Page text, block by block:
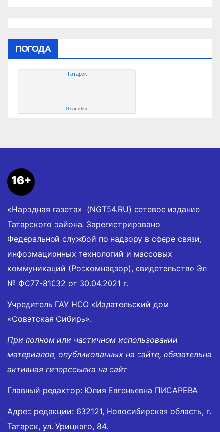
ПОГОДА
Татарск
Gismeteo
16+
«Народная газета» (NGT54.RU) сетевое издание
Татарского района. Зарегистрировано
Федеральной службой по надзору в сфере связи,
информационных технологий и массовых
коммуникаций (Роскомнадзор), свидетельство Эл
№ ФС77-81032 от 30.04.2021 г.
Учредитель ГАУ НСО «Издательский дом
«Советская Сибирь».
При полном или частичном использовании
материалов, опубликованных на сайте, обязательна
активная гиперссылка на сайт
Главный редактор: Юлия Евгеньевна ПИСАРЕВА
Адрес редакции: 632121, Новосибирская область, г.
Татарск, ул. Урицкого, 84.